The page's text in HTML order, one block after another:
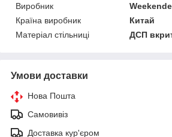
Виробник
Країна виробник
Китай
Матеріал стільниці
ДСП
Умови доставки
Нова Пошта
Самовивіз
Доставка кур'єром